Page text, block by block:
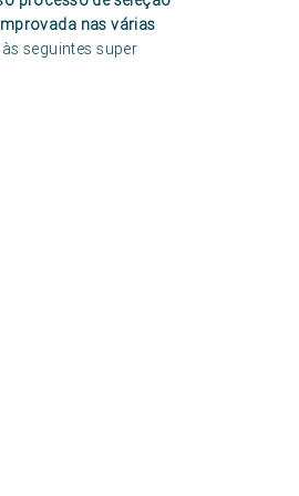
nas várias
seguintes super